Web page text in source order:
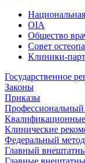
OIA
Общество
Совет
Клиники-
Государственное
Законы
Приказы
Профессиональный
Квалификационные
Клинические
Федеральный
Главный
Главные